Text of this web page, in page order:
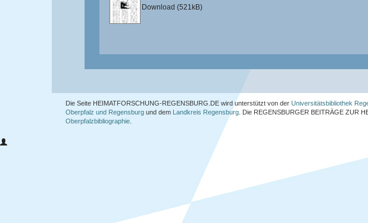
Download (521kB)
Die Seite HEIMATFORSCHUNG-REGENSBURG.DE wird unterstützt von der Universitätsbibliothek
Oberpfalz und Regensburg und dem Landkreis Regensburg . Die REGENSBURGER BEITRÄGE ZUR
Oberpfalzbibliographie